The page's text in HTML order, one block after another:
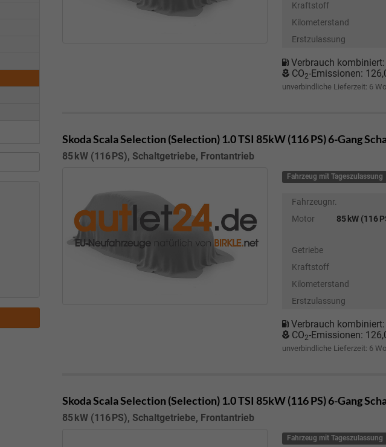
Kraftstoff
Kilometerstand
Erstzulassung
Verbrauch kombiniert:
CO2-Emissionen:
unverbindliche Lieferzeit: 6
Skoda ScalaSelection (Selection) 1.0 TSI 85kW (116 PS) 6-Gang
85 kW (116 PS), Schaltgetriebe, Frontantrieb
Fahrzeug mit Tageszulassung
Fahrzeugnr.
Motor
85 kW (116
Getriebe
Kraftstoff
Kilometerstand
Erstzulassung
Verbrauch kombiniert:
CO2-Emissionen:
unverbindliche Lieferzeit: 6
Skoda ScalaSelection (Selection) 1.0 TSI 85kW (116 PS) 6-Gang
85 kW (116 PS), Schaltgetriebe, Frontantrieb
Fahrzeug mit Tageszulassung